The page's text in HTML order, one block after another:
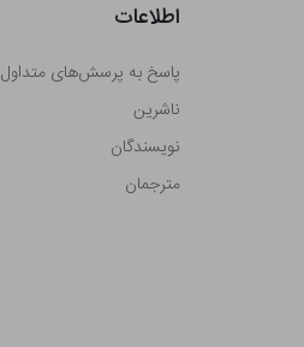
اطلاعات
پاسخ به پرسش‌های متداول
ناشرین
نویسندگان
مترجمان